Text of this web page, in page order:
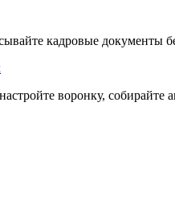
кадровые документы
воронку, собирайте